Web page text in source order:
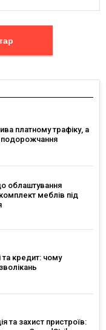
платному трафіку, а
подорожчання
облаштування
меблів під
та кредит: чому
та захист пристроїв: